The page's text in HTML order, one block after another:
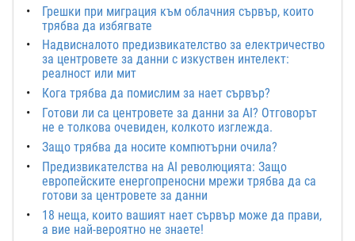
Грешки при миграция към облачния сървър, които
трябва да избягвате
Надвисналото предизвикателство за електричество
за центровете за данни с изкуствен интелект:
реалност или мит
Кога трябва да помислим за нает сървър?
Готови ли са центровете за данни за AI? Отговорът
не е толкова очевиден, колкото изглежда.
Защо трябва да носите компютърни очила?
Предизвикателства на AI революцията: Защо
европейските енергопреносни мрежи трябва да са
готови за центровете за данни
18 неща, които вашият нает сървър може да прави,
а вие най-вероятно не знаете!